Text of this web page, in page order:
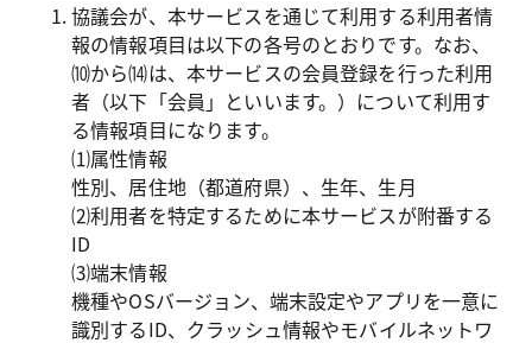
協議会が、本サービスを通じて利用する利用者情
報の情報項目は以下の各号のとおりです。なお、
⑽から⒁は、本サービスの会員登録を行った利用
者（以下「会員」といいます。）について利用す
る情報項目になります。
⑴属性情報
性別、居住地（都道府県）、生年、生月
⑵利用者を特定するために本サービスが附番する
ID
⑶端末情報
機種やOSバージョン、端末設定やアプリを一意に
識別するID、クラッシュ情報やモバイルネットワ